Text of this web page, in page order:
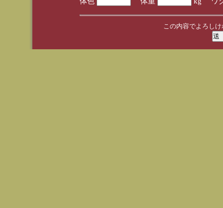
この内容でよろし